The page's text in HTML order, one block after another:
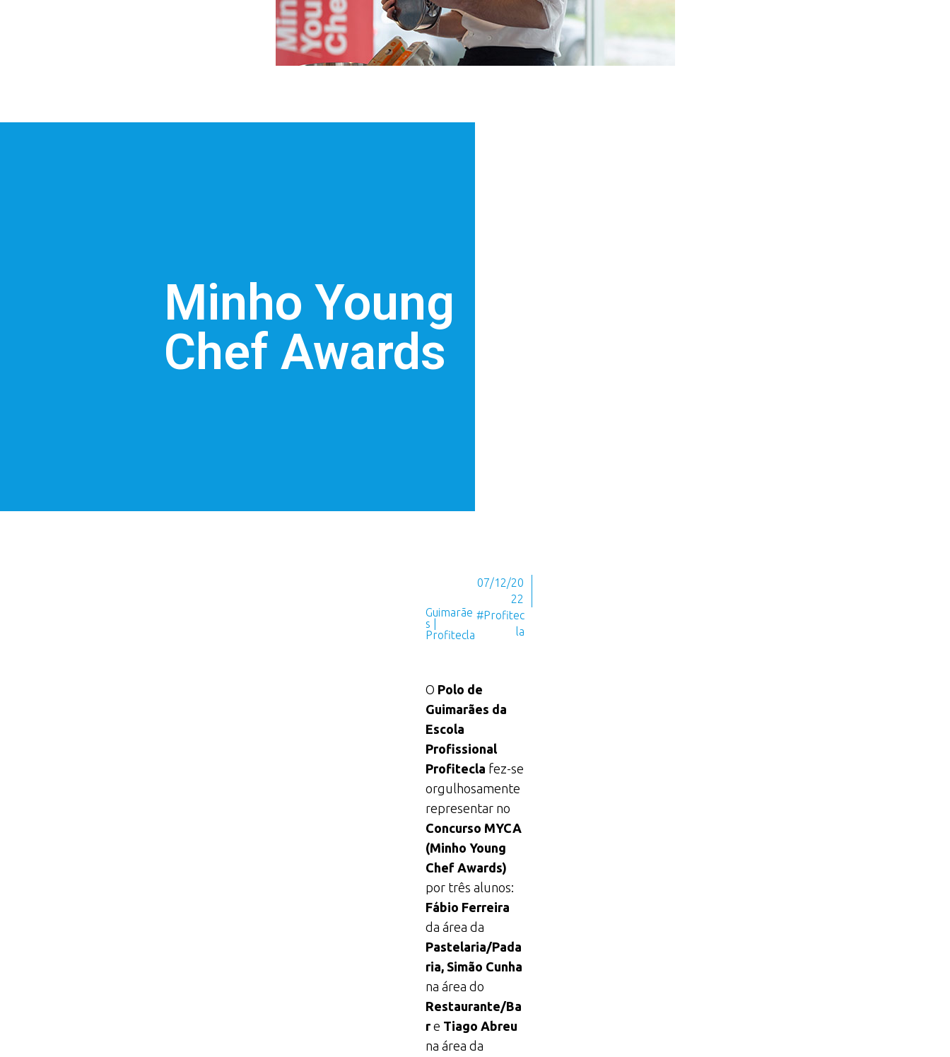
Minho Young
Chef Awards
Guimarãe
s |
Profitecla
07/12/20
22
#Profitec
la
O Polo de
Guimarães da
Escola
Profissional
Profitecla fez-se
orgulhosamente
representar no
Concurso MYCA
(Minho Young
Chef Awards)
por três alunos:
Fábio Ferreira
da área da
Pastelaria/Pada
ria, Simão Cunha
na área do
Restaurante/Ba
re Tiago Abreu
na área da